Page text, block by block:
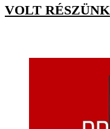
VOLT RÉSZÜNK